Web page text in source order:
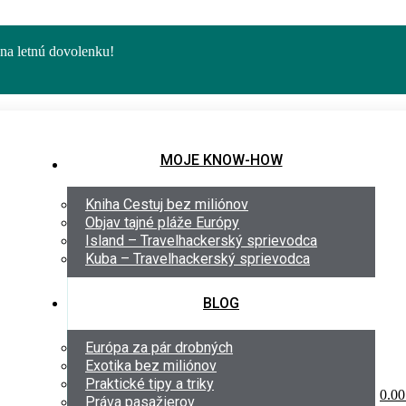
letnú dovolenku!
MOJE KNOW-HOW
Kniha Cestuj bez miliónov
Objav tajné pláže Európy
Island – Travelhackerský sprievodca
Kuba – Travelhackerský sprievodca
BLOG
Európa za pár drobných
Exotika bez miliónov
Praktické tipy a triky
Práva pasažierov
0.00€